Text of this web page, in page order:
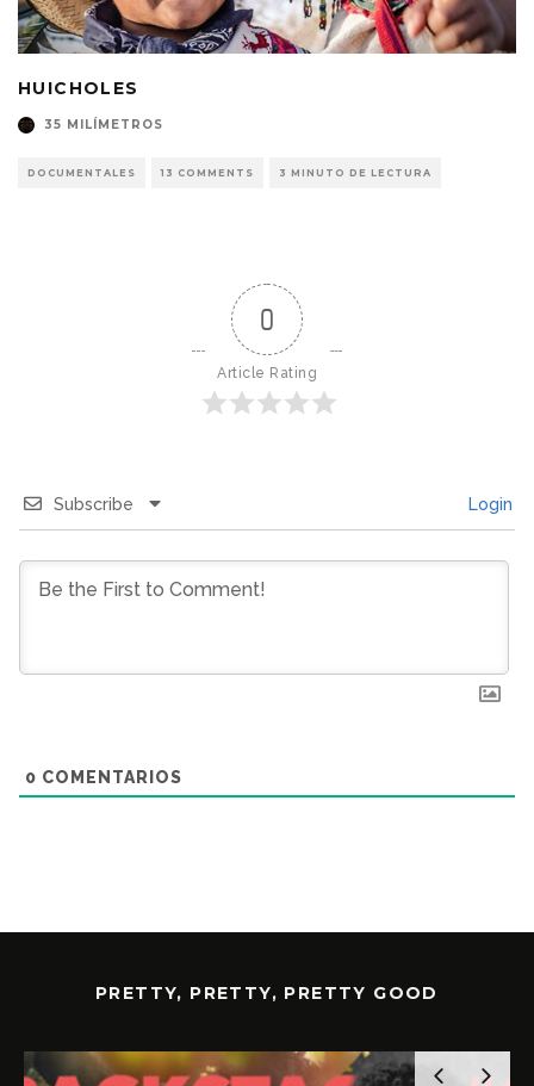
HUICHOLES
35 MILÍMETROS
DOCUMENTALES 13 COMMENTS 3 MINUTO DE LECTURA
0
Article Rating
Subscribe Login
0 COMENTARIOS
PRETTY, PRETTY, PRETTY GOOD